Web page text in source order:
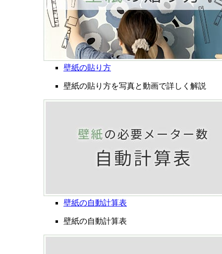
壁紙の貼り方
壁紙の貼り方を写真と動画で詳しく解説
壁紙の自動計算表
壁紙の自動計算表